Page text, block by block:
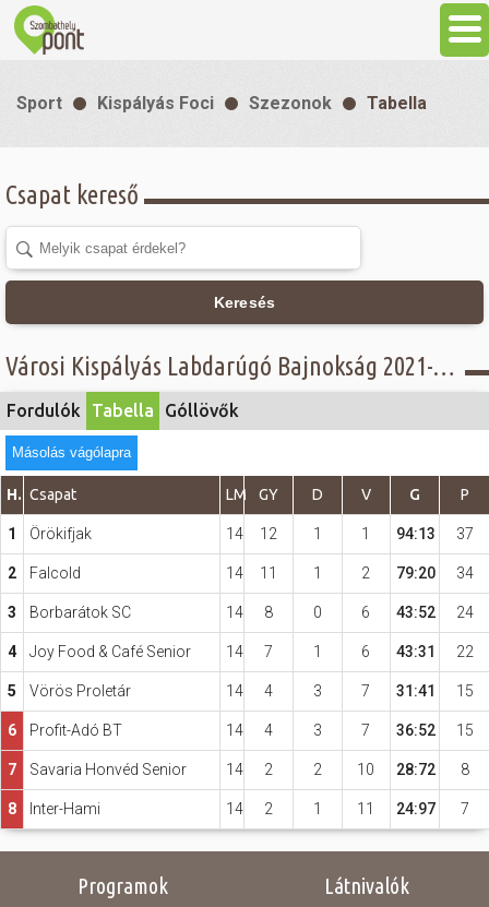
Látnivalók
Gasztronómia
Sport
Szabadidő
Hasznos
Sport Kispályás Foci Szezonok Tabella
Csapat kereső
Keresés
Városi Kispályás Labdarúgó Bajnokság 2021-22 - Tabella - Senior csoport, Akmé Kft
Fordulók Tabella Góllövők
Másolás vágólapra
H. Csapat LM GY D V G P
1 Örökifjak 14 12 1 1 94:13 37
2 Falcold 14 11 1 2 79:20 34
3 Borbarátok SC 14 8 0 6 43:52 24
4 Joy Food & Café Senior 14 7 1 6 43:31 22
5 Vörös Proletár 14 4 3 7 31:41 15
6 Profit-Adó BT 14 4 3 7 36:52 15
7 Savaria Honvéd Senior 14 2 2 10 28:72 8
8 Inter-Hami 14 2 1 11 24:97 7
Programok Látnivalók